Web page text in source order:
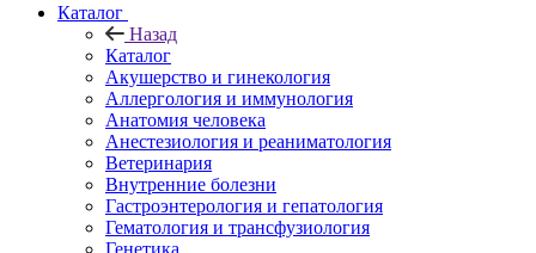
Каталог
Назад
Каталог
Акушерство и гинекология
Аллергология и иммунология
Анатомия человека
Анестезиология и реаниматология
Ветеринария
Внутренние болезни
Гастроэнтерология и гепатология
Гематология и трансфузиология
Генетика